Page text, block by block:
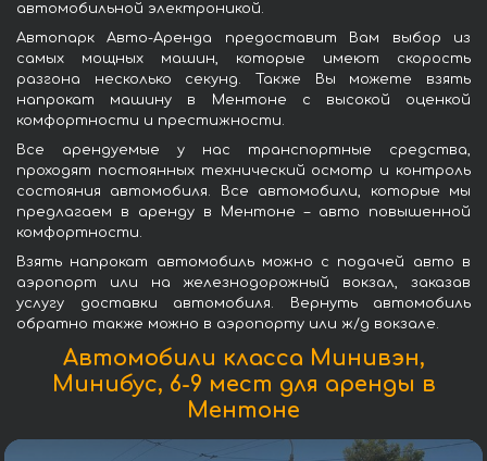
автомобильной электроникой.
Автопарк Авто-Аренда предоставит Вам выбор из
самых мощных машин, которые имеют скорость
разгона несколько секунд. Также Вы можете взять
напрокат машину в Ментоне с высокой оценкой
комфортности и престижности.
Все арендуемые у нас транспортные средства,
проходят постоянных технический осмотр и контроль
состояния автомобиля. Все автомобили, которые мы
предлагаем в аренду в Ментоне – авто повышенной
комфортности.
Взять напрокат автомобиль можно с подачей авто в
аэропорт или на железнодорожный вокзал, заказав
услугу доставки автомобиля. Вернуть автомобиль
обратно также можно в аэропорту или ж/д вокзале.
Автомобили класса Минивэн,
Минибус, 6-9 мест для аренды в
Ментоне